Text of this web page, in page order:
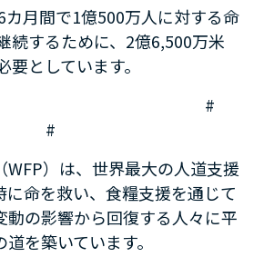
カ月間で1億500万人に対する命
するために、 2億6,500万米
要としています。
WFP）は、世界最大の人道支援
命を救い、食糧支援を通じて
動の影響から回復する人々に平
を築いています。